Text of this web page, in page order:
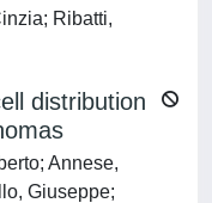
Ribatti,
distribution
Annese,
Giuseppe;